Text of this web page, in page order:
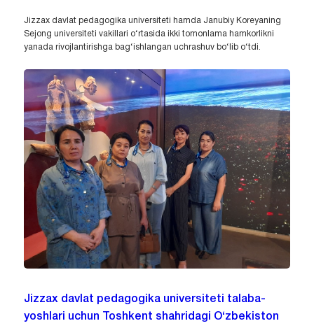
Jizzax davlat pedagogika universiteti hamda Janubiy Koreyaning
Sejong universiteti vakillari o‘rtasida ikki tomonlama hamkorlikni
yanada rivojlantirishga bag‘ishlangan uchrashuv bo‘lib o‘tdi.
Jizzax davlat pedagogika universiteti talaba-
yoshlari uchun Toshkent shahridagi O‘zbekiston